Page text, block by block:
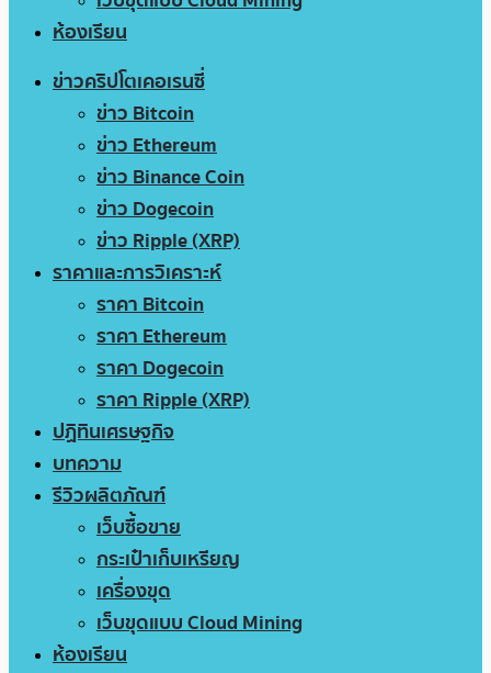
ห้องเรียน
ข่าวคริปโตเคอเรนซี่
ข่าว Bitcoin
ข่าว Ethereum
ข่าว Binance Coin
ข่าว Dogecoin
ข่าว Ripple (XRP)
ราคาและการวิเคราะห์
ราคา Bitcoin
ราคา Ethereum
ราคา Dogecoin
ราคา Ripple (XRP)
ปฏิทินเศรษฐกิจ
บทความ
รีวิวผลิตภัณฑ์
เว็บซื้อขาย
กระเป๋าเก็บเหรียญ
เครื่องขุด
เว็บขุดแบบ Cloud Mining
ห้องเรียน